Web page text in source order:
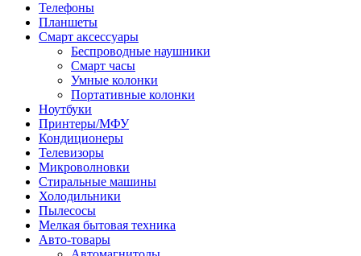
Телефоны
Планшеты
Смарт аксессуары
Беспроводные наушники
Смарт часы
Умные колонки
Портативные колонки
Ноутбуки
Принтеры/МФУ
Кондиционеры
Телевизоры
Микроволновки
Стиральные машины
Холодильники
Пылесосы
Мелкая бытовая техника
Авто-товары